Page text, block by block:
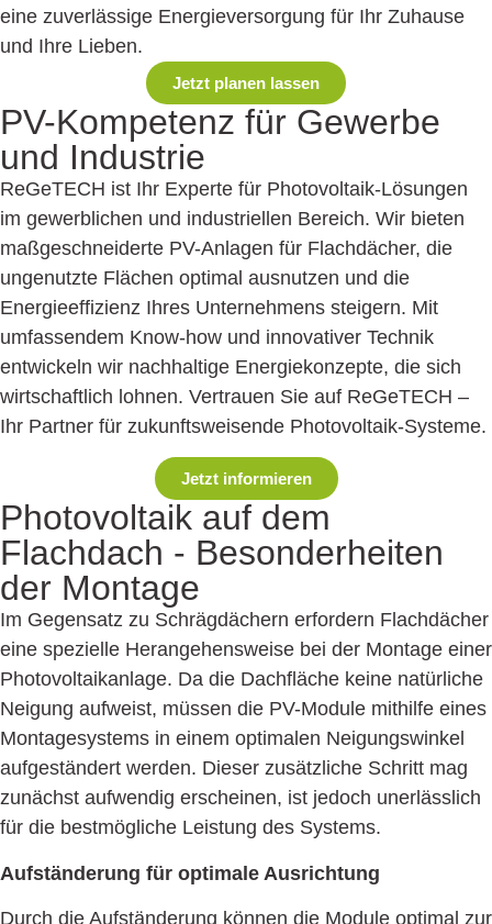
eine zuverlässige Energieversorgung für Ihr Zuhause
und Ihre Lieben.
Jetzt planen lassen
PV-Kompetenz für Gewerbe
und Industrie
ReGeTECH ist Ihr Experte für Photovoltaik-Lösungen
im gewerblichen und industriellen Bereich. Wir bieten
maßgeschneiderte PV-Anlagen für Flachdächer, die
ungenutzte Flächen optimal ausnutzen und die
Energieeffizienz Ihres Unternehmens steigern. Mit
umfassendem Know-how und innovativer Technik
entwickeln wir nachhaltige Energiekonzepte, die sich
wirtschaftlich lohnen. Vertrauen Sie auf ReGeTECH –
Ihr Partner für zukunftsweisende Photovoltaik-Systeme.
Jetzt informieren
Photovoltaik auf dem
Flachdach - Besonderheiten
der Montage
Im Gegensatz zu Schrägdächern erfordern Flachdächer
eine spezielle Heran­gehens­weise bei der Montage einer
Photovoltaikanlage. Da die Dachfläche keine natürliche
Neigung aufweist, müssen die PV-Module mithilfe eines
Montagesystems in einem optimalen Neigungswinkel
aufgeständert werden. Dieser zusätzliche Schritt mag
zunächst aufwendig erscheinen, ist jedoch unerlässlich
für die bestmögliche Leistung des Systems.
Aufständerung für optimale Ausrichtung
Durch die Aufständerung können die Module optimal zur